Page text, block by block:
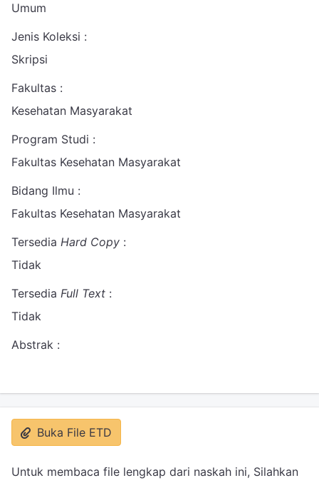
Umum
Jenis Koleksi :
Skripsi
Fakultas :
Kesehatan Masyarakat
Program Studi :
Fakultas Kesehatan Masyarakat
Bidang Ilmu :
Fakultas Kesehatan Masyarakat
Tersedia Hard Copy :
Tidak
Tersedia Full Text :
Tidak
Abstrak :
Buka File ETD
Untuk membaca file lengkap dari naskah ini, Silahkan